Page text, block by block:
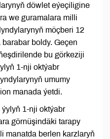
döwlet eýeçiligine
we guramalara milli
möçberi 12
boldy. Geçen
bu görkeziji
1-nji oktýabr
umumy
manada ýetdi.
1-nji oktýabr
görnüşindäki tarapy
manatda berlen karzlaryň